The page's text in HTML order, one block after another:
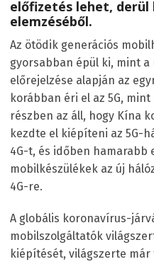
előfizetés lehet, derül
elemzéséből.
Az ötödik generációs
gyorsabban épül ki, mint a
előrejelzése alapján az
korábban éri el az 5G,
részben az áll, hogy Kína
kezdte el kiépíteni az 5G-
4G-t, és időben hamarabb
mobilkészülékek az új
4G-re.
A globális koronavírus-
mobilszolgáltatók
kiépítését, világszerte